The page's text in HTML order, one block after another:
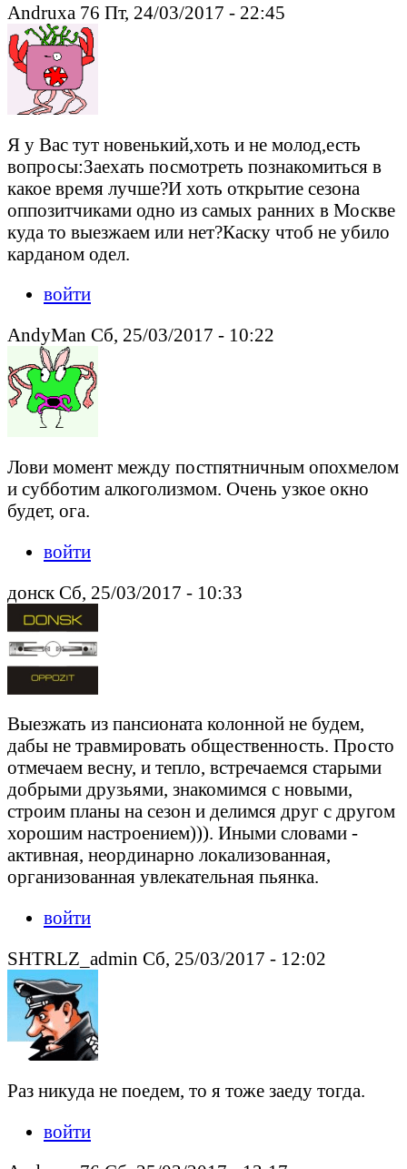
Andruxa 76 Пт, 24/03/2017 - 22:45
Я у Вас тут новенький,хоть и не молод,есть
вопросы:Заехать посмотреть познакомиться в
какое время лучше?И хоть открытие сезона
оппозитчиками одно из самых ранних в Москве
куда то выезжаем или нет?Каску чтоб не убило
карданом одел.
войти
AndyMan Сб, 25/03/2017 - 10:22
Лови момент между постпятничным опохмелом
и субботим алкоголизмом. Очень узкое окно
будет, ога.
войти
донск Сб, 25/03/2017 - 10:33
Выезжать из пансионата колонной не будем,
дабы не травмировать общественность. Просто
отмечаем весну, и тепло, встречаемся старыми
добрыми друзьями, знакомимся с новыми,
строим планы на сезон и делимся друг с другом
хорошим настроением))). Иными словами -
активная, неординарно локализованная,
организованная увлекательная пьянка.
войти
SHTRLZ_admin Сб, 25/03/2017 - 12:02
Раз никуда не поедем, то я тоже заеду тогда.
войти